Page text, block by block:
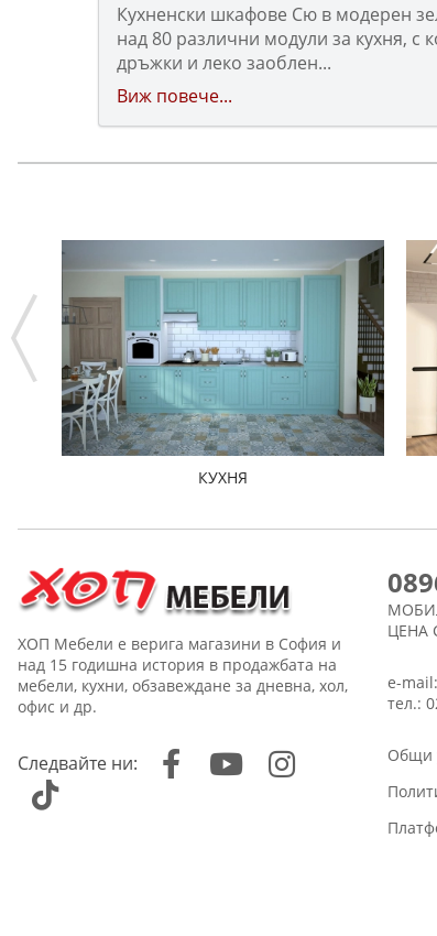
Кухненски шкафове Сю в модерен
над 80 различни модули за кухня, с
дръжки и леко заоблен...
Виж повече...
КУХНЯ
ХОП Мебели е верига магазини в София и
над 15 годишна история в продажбата на
мебели, кухни, обзавеждане за дневна, хол,
офис и др.
Следвайте ни:
ЦЕНА
e-mail:
тел.:
Общи